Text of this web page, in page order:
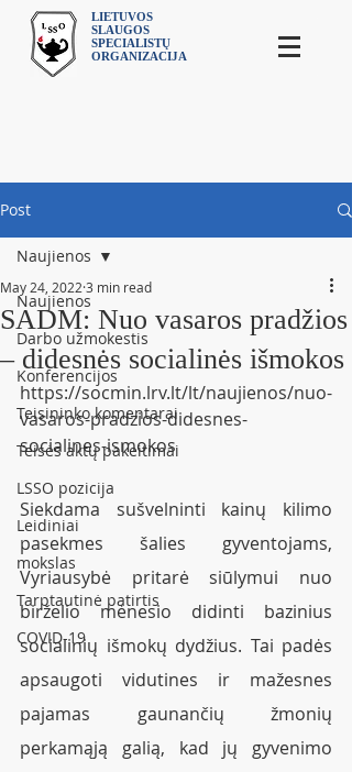
LIETUVOS
SLAUGOS
SPECIALISTŲ
ORGANIZACIJA
Post
Naujienos
Darbo užmokestis
Konferencijos
Teisininko komentarai
Teisės aktų pakeitimai
LSSO pozicija
Leidiniai
mokslas
Tarptautinė patirtis
COVID-19
Naujienos
SADM: Nuo vasaros pradžios
– didesnės socialinės išmokos
May 24, 2022 3 min read
https://socmin.lrv.lt/lt/naujienos/nuo-
vasaros-pradzios-didesnes-
socialines-ismokos
Siekdama sušvelninti kainų kilimo
pasekmes šalies gyventojams,
Vyriausybė pritarė siūlymui nuo
birželio mėnesio didinti bazinius
socialinių išmokų dydžius. Tai padės
apsaugoti vidutines ir mažesnes
pajamas gaunančių žmonių
perkamąją galią, kad jų gyvenimo